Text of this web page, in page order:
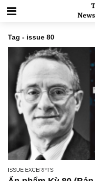
Tag - issue 80